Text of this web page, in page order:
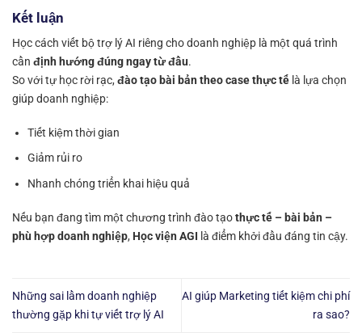
Kết luận
Học cách viết bộ trợ lý AI riêng cho doanh nghiệp là một quá trình
cần định hướng đúng ngay từ đầu.
So với tự học rời rạc, đào tạo bài bản theo case thực tế là lựa chọn
giúp doanh nghiệp:
Tiết kiệm thời gian
Giảm rủi ro
Nhanh chóng triển khai hiệu quả
Nếu bạn đang tìm một chương trình đào tạothực tế – bài bản –
phù hợp doanh nghiệp, Học viện AGI là điểm khởi đầu đáng tin cậy.
Những sai lầm doanh nghiệp
thường gặp khi tự viết trợ lý AI
AI giúp Marketing tiết kiệm chi phí
ra sao?